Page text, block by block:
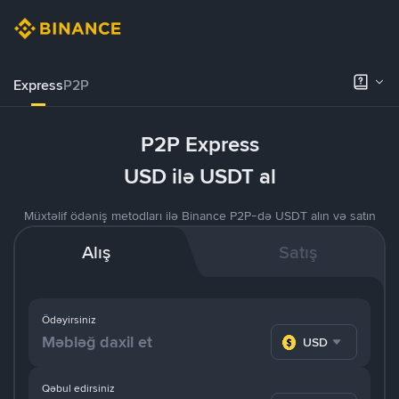
ExpressP2P
P2P Express
USD ilə USDT al
Müxtəlif ödəniş metodları ilə Binance P2P-də USDT alın və satın
Alış Satış
Ödəyirsiniz
USD
Qəbul edirsiniz